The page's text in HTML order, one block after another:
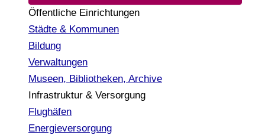
Öffentliche Einrichtungen
Städte & Kommunen
Bildung
Verwaltungen
Museen, Bibliotheken, Archive
Infrastruktur & Versorgung
Flughäfen
Energieversorgung